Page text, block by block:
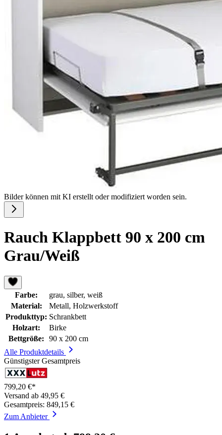
Bilder können mit KI erstellt oder modifiziert worden sein.
Rauch Klappbett 90 x 200 cm
Grau/Weiß
Farbe:
grau, silber, weiß
Material:
Metall, Holzwerkstoff
Produkttyp: Schrankbett
Holzart:
Birke
Bettgröße:
90 x 200 cm
Alle Produktdetails
Günstigster Gesamtpreis
799,20 €*
Versand ab 49,95 €
Gesamtpreis: 849,15 €
Zum Anbieter